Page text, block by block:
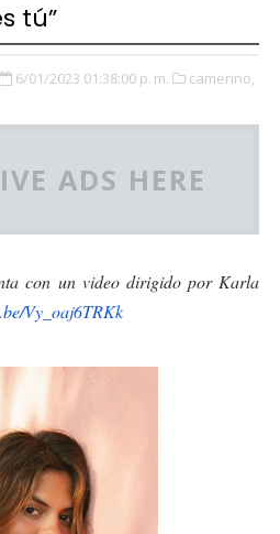
tú”
6/01/2023 01:38:00 p. m.
camerino,
ADS HERE
con un video dirigido por Karla
Vy_ oaj6TRKk